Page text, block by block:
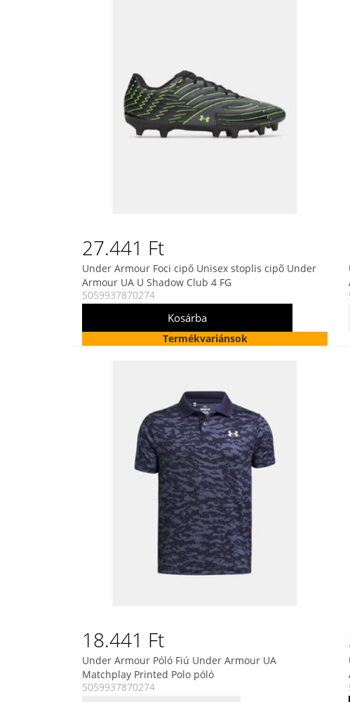
Termékvariánsok
27.441 Ft
Under Armour Foci cipő Unisex stoplis cipõ Under
Armour UA U Shadow Club 4 FG
5059937870274
18.441 Ft
Under Armour Póló Fiú Under Armour UA
Matchplay Printed Polo póló
5059937870274